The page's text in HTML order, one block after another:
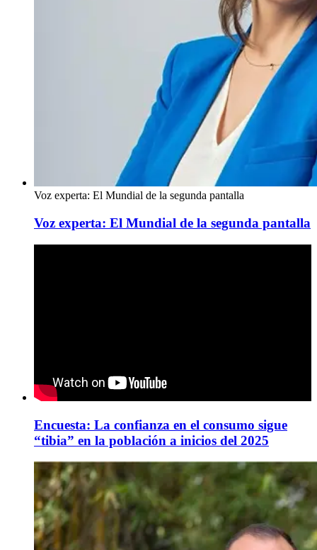
Voz experta: El Mundial de la segunda pantalla
Voz experta: El Mundial de la segunda pantalla
Encuesta: La confianza en el consumo sigue
“tibia” en la población a inicios del 2025